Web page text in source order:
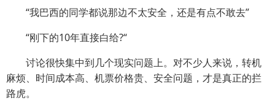
“我巴西的同学都说那边不太安全，还是有点不敢去”
“刚下的10年直接白给?“
讨论很快集中到几个现实问题上。对不少人来说，转机
麻烦、时间成本高、机票价格贵、安全问题，才是真正的拦
路虎。